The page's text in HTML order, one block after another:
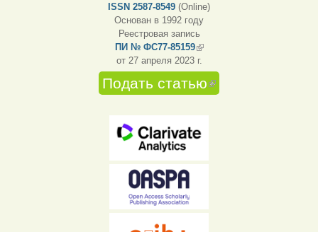
ISSN 2587-8549 (Online)
Основан в 1992 году
Реестровая запись
ПИ № ФС77-85159(внешняя ссылка)
от 27 апреля 2023 г.
Подать статью